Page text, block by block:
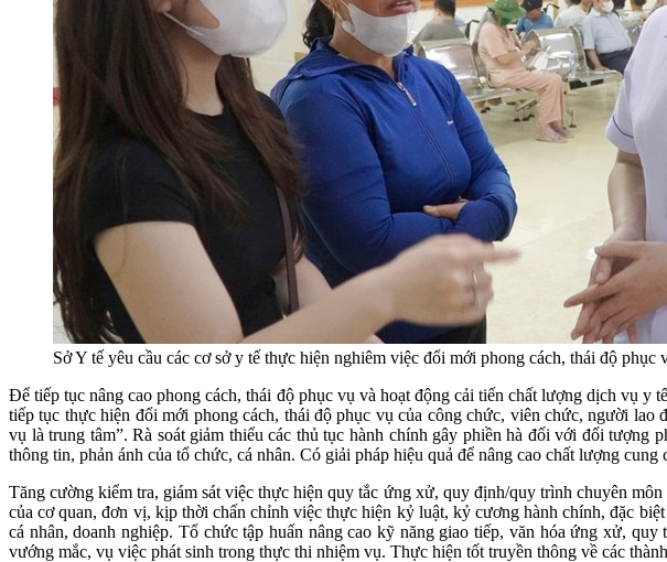
Sở Y tế yêu cầu các cơ sở y tế thực hiện nghiêm việc đổi mới phong cách, thái độ phục
Để tiếp tục nâng cao phong cách, thái độ phục vụ và hoạt động cải tiến chất lượng dịch vụ
tiếp tục thực hiện đổi mới phong cách, thái độ phục vụ của công chức, viên chức, người
vụ là trung tâm”. Rà soát giảm thiểu các thủ tục hành chính gây phiền hà đối với đối
thông tin, phản ánh của tổ chức, cá nhân. Có giải pháp hiệu quả để nâng cao chất lượng
Tăng cường kiểm tra, giám sát việc thực hiện quy tắc ứng xử, quy định/quy trình chuyên
của cơ quan, đơn vị, kịp thời chấn chỉnh việc thực hiện kỷ luật, kỷ cương hành chính, đặc
cá nhân, doanh nghiệp. Tổ chức tập huấn nâng cao kỹ năng giao tiếp, văn hóa ứng xử,
vướng mắc, vụ việc phát sinh trong thực thi nhiệm vụ. Thực hiện tốt truyền thông về các